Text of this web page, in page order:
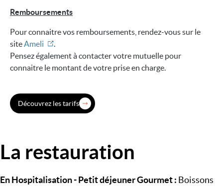
Remboursements
Pour connaitre vos remboursements, rendez-vous sur le
site Ameli
Pensez également à contacter votre mutuelle pour
connaitre le montant de votre prise en charge.
Découvrez les tarifs
Image
La restauration
En Hospitalisation - Petit déjeuner Gourmet : Boissons